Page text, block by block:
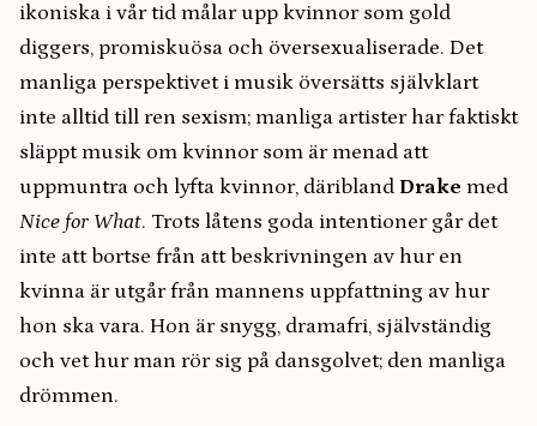
ikoniska i vår tid målar upp kvinnor som gold
diggers, promiskuösa och översexualiserade. Det
manliga perspektivet i musik översätts självklart
inte alltid till ren sexism; manliga artister har faktiskt
släppt musik om kvinnor som är menad att
uppmuntra och lyfta kvinnor, däribland Drake med
Nice for What. Trots låtens goda intentioner går det
inte att bortse från att beskrivningen av hur en
kvinna är utgår från mannens uppfattning av hur
hon ska vara. Hon är snygg, dramafri, självständig
och vet hur man rör sig på dansgolvet; den manliga
drömmen.